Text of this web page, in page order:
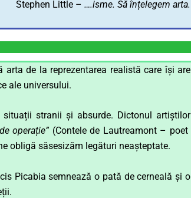
Stephen Little – ….isme. Să înțelegem arta.
arta de la reprezentarea realistă care își are
ale universului.
stranii și absurde. Dictonul artiștilor
operație” (Contele de Lautreamont – poet
obligă săsesizăm legături neașteptate.
Picabia semnează o pată de cerneală și o